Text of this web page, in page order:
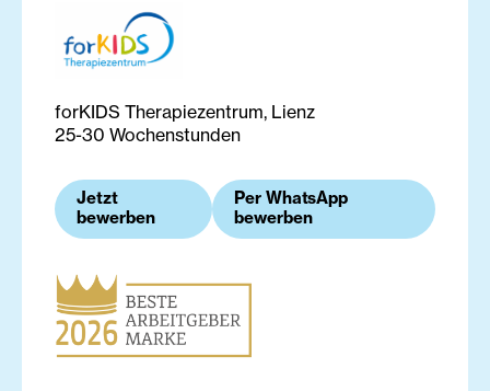
forKIDS Therapiezentrum, Lienz
25-30 Wochenstunden
Jetzt
bewerben
Per WhatsApp
bewerben